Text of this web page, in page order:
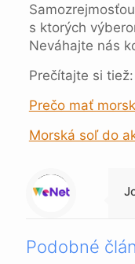
s ktorých
Neváhajte nás
Prečítajte si tiež:
Prečo mať
Morská soľ do
Warning
: Trying to access array offset on null in
/data/1/4/149a9a91-3acc-4306-8eec-62104a76cbc2/skica.online/web/wp-content/themes/betheme-child/includes/content-single.php
on line
286
Podobné